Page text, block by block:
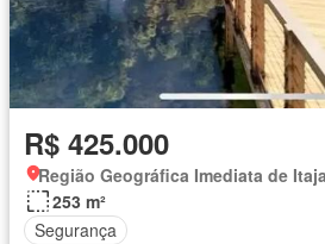
R$ 425.000
Região Geográfica Imediata de
253 m²
Segurança